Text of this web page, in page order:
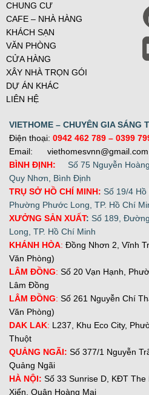
CHUNG CƯ
CAFE – NHÀ HÀNG
KHÁCH SẠN
VĂN PHÒNG
CỬA HÀNG
XÂY NHÀ TRỌN GÓI
DỰ ÁN KHÁC
LIÊN HỆ
VIETHOME – CHUYÊN GIA SÁNG
Điện thoại: 0942 462 789 – 0399
Email: viethomesvnn@gmail.com
BÌNH ĐỊNH:
Số 75 Nguyễn
Quy Nhơn, Bình Định
TRỤ SỞ HỒ CHÍ MINH: Số 19/4 Hồ
Phường Phước Long, TP. Hồ Chí
XƯỞNG SẢN XUẤT: Số 189,
Long, TP. Hồ Chí Minh
KHÁNH HÒA: Đồng Nhơn 2, Vĩnh
Văn Phòng)
LÂM ĐỒNG: Số 20 Vạn Hạnh,
Lâm Đồng
LÂM ĐỒNG: Số 261 Nguyễn Chí
Văn Phòng)
DAK LAK: L237, Khu Eco City,
Thuột
QUẢNG NGÃI: Số 377/1 Nguyễn
Quảng Ngãi
HÀ NỘI: Số 33 Sunrise D, KĐT
Xiển, Quận Hoàng Mai